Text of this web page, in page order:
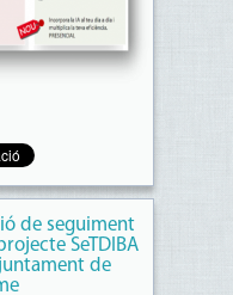
de seguiment
SeTDIBA
de